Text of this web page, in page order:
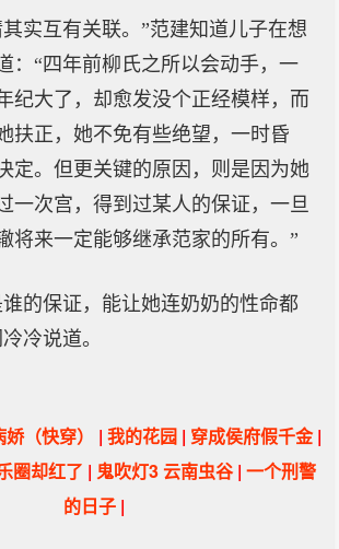
实互有关联。”范建知道儿子在想
：“四年前柳氏之所以会动手，一
纪大了，却愈发没个正经模样，而
扶正，她不免有些绝望，一时昏
定。但更关键的原因，则是因为她
一次宫，得到过某人的保证，一旦
将来一定能够继承范家的所有。”
谁的保证，能让她连奶奶的性命都
冷说道。
（快穿） | 我的花园 | 穿成侯府假千金|
圈却红了 | 鬼吹灯3 云南虫谷| 一个刑警
的日子 |